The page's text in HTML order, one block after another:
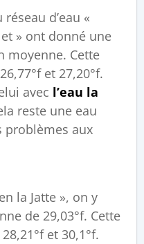
d’eau «
» ont donné une
moyenne. Cette
et 27,20°f.
avec l’eau la
reste une eau
problèmes aux
la Jatte », on y
de 29,03°f. Cette
et 30,1°f.